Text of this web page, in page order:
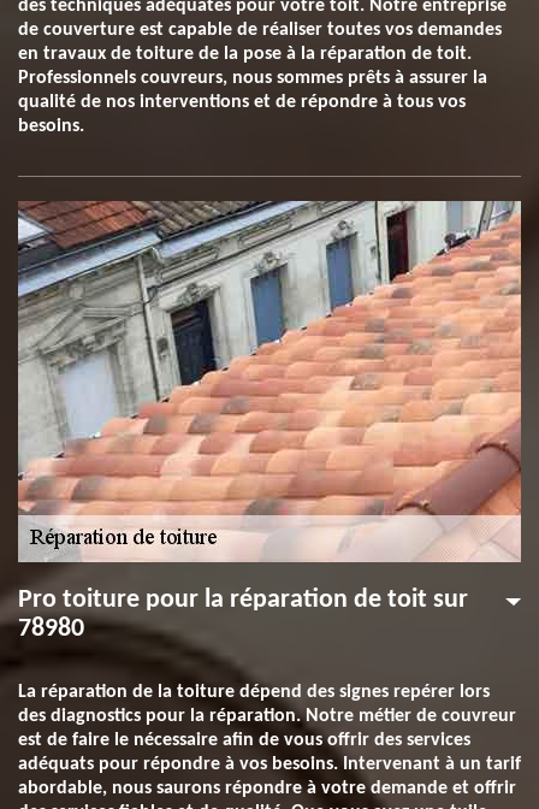
des techniques adéquates pour votre toit. Notre entreprise
de couverture est capable de réaliser toutes vos demandes
en travaux de toiture de la pose à la réparation de toit.
Professionnels couvreurs, nous sommes prêts à assurer la
qualité de nos interventions et de répondre à tous vos
besoins.
Pro toiture pour la réparation de toit sur
78980
La réparation de la toiture dépend des signes repérer lors
des diagnostics pour la réparation. Notre métier de couvreur
est de faire le nécessaire afin de vous offrir des services
adéquats pour répondre à vos besoins. Intervenant à un tarif
abordable, nous saurons répondre à votre demande et offrir